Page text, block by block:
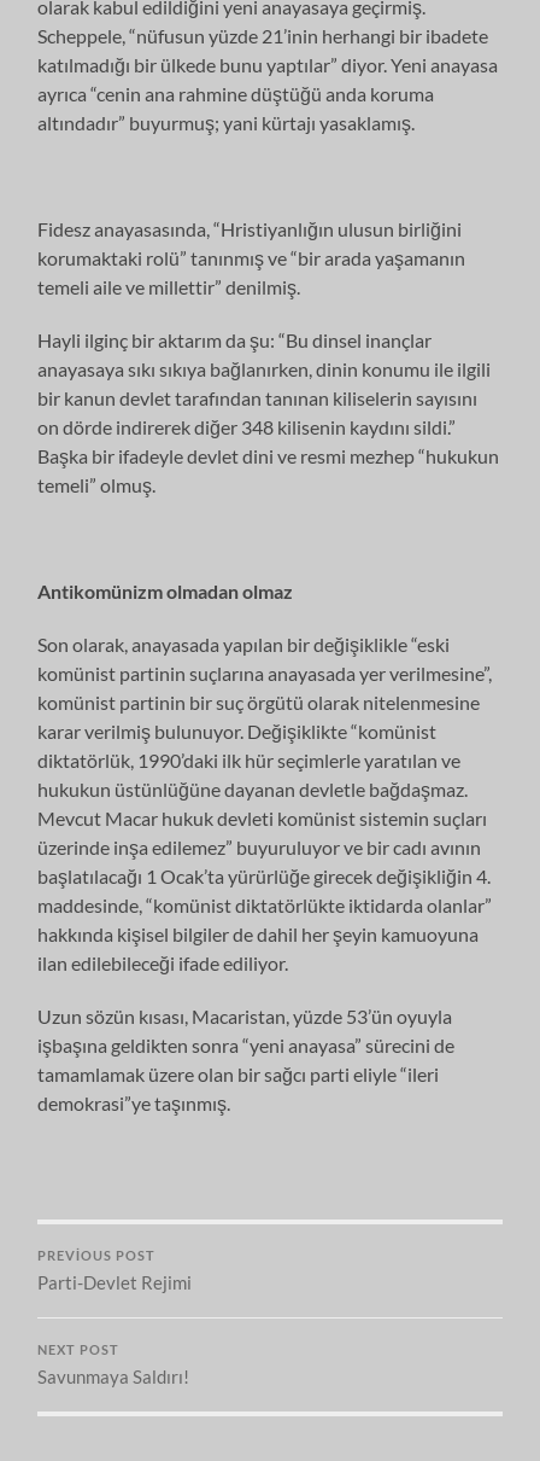
olarak kabul edildiğini yeni anayasaya geçirmiş.
Scheppele, “nüfusun yüzde 21’inin herhangi bir ibadete
katılmadığı bir ülkede bunu yaptılar” diyor. Yeni anayasa
ayrıca “cenin ana rahmine düştüğü anda koruma
altındadır” buyurmuş; yani kürtajı yasaklamış.
Fidesz anayasasında, “Hristiyanlığın ulusun birliğini
korumaktaki rolü” tanınmış ve “bir arada yaşamanın
temeli aile ve millettir” denilmiş.
Hayli ilginç bir aktarım da şu: “Bu dinsel inançlar
anayasaya sıkı sıkıya bağlanırken, dinin konumu ile ilgili
bir kanun devlet tarafından tanınan kiliselerin sayısını
on dörde indirerek diğer 348 kilisenin kaydını sildi.”
Başka bir ifadeyle devlet dini ve resmi mezhep “hukukun
temeli” olmuş.
Antikomünizm olmadan olmaz
Son olarak, anayasada yapılan bir değişiklikle “eski
komünist partinin suçlarına anayasada yer verilmesine”,
komünist partinin bir suç örgütü olarak nitelenmesine
karar verilmiş bulunuyor. Değişiklikte “komünist
diktatörlük, 1990’daki ilk hür seçimlerle yaratılan ve
hukukun üstünlüğüne dayanan devletle bağdaşmaz.
Mevcut Macar hukuk devleti komünist sistemin suçları
üzerinde inşa edilemez” buyuruluyor ve bir cadı avının
başlatılacağı 1 Ocak’ta yürürlüğe girecek değişikliğin 4.
maddesinde, “komünist diktatörlükte iktidarda olanlar”
hakkında kişisel bilgiler de dahil her şeyin kamuoyuna
ilan edilebileceği ifade ediliyor.
Uzun sözün kısası, Macaristan, yüzde 53’ün oyuyla
işbaşına geldikten sonra “yeni anayasa” sürecini de
tamamlamak üzere olan bir sağcı parti eliyle “ileri
demokrasi”ye taşınmış.
PREVIOUS POST
Parti-Devlet Rejimi
NEXT POST
Savunmaya Saldırı!